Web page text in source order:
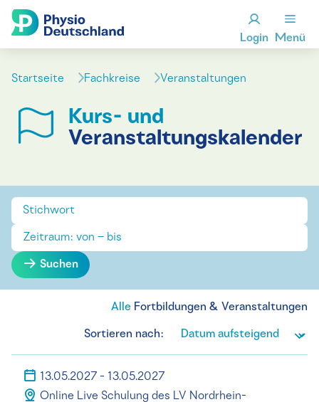
Login Menü
Startseite Fachkreise Veranstaltungen
Kurs- und
Veranstaltungskalender
Suchen
Alle Fortbildungen & Veranstaltungen
Sortieren nach:
13.05.2027 - 13.05.2027
Online Live Schulung des LV Nordrhein-